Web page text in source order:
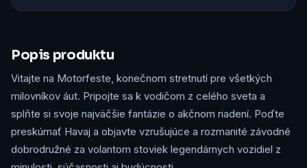
Popis produktu
Vitajte na Motorfeste, konečnom stretnutí pre všetkých
milovníkov áut. Pripojte sa k vodičom z celého sveta a
splňte si svoje najväčšie fantázie o akčnom riadení. Poďte
preskúmať Havaj a objavte vzrušujúce a rozmanité závodné
dobrodružné za volantom stoviek legendárnych vozidiel z